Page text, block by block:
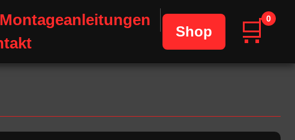
Montageanleitungen
Shop 🛒0